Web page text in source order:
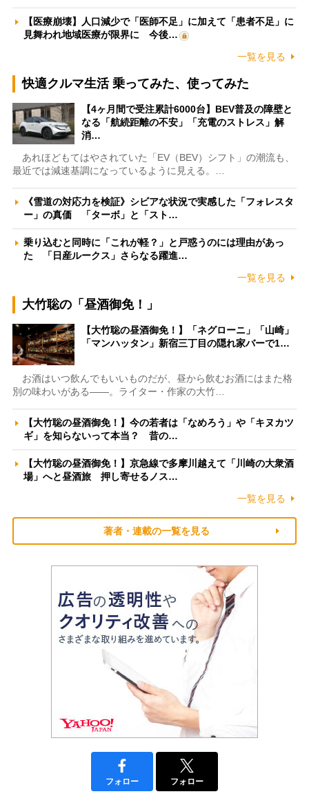
【医療崩壊】人口減少で「医師不足」に加えて「患者不足」に
見舞われ地域医療が限界に 今後…
一覧を見る
快適クルマ生活 乗ってみた、使ってみた
【4ヶ月間で受注累計6000台】BEV普及の障壁と
なる「航続距離の不安」「充電のストレス」解
消…
あれほどもてはやされていた「EV（BEV）シフト」の潮流も、
最近では減速基調になっているように見える。…
《雪道の対応力を検証》シビアな状況で実感した「フォレスタ
ー」の真価 「ターボ」と「スト…
乗り込むと同時に「これが軽？」と戸惑うのには理由があっ
た 「日産ルークス」さらなる躍進…
一覧を見る
大竹聡の「昼酒御免！」
【大竹聡の昼酒御免！】「ネグローニ」「山崎」
「マンハッタン」新宿三丁目の隠れ家バーで1…
お酒はいつ飲んでもいいものだが、昼から飲むお酒にはまた格
別の味わいがある――。ライター・作家の大竹…
【大竹聡の昼酒御免！】今の若者は「なめろう」や「キヌカツ
ギ」を知らないって本当？ 昔の…
【大竹聡の昼酒御免！】京急線で多摩川越えて「川崎の大衆酒
場」へと昼酒旅 押し寄せるノス…
一覧を見る
著者・連載の一覧を見る
フォロー フォロー